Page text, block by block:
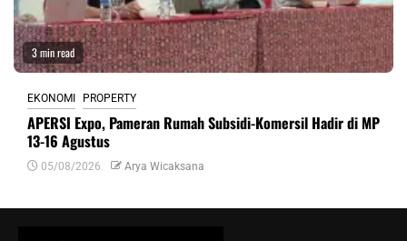
3 min read
EKONOMI PROPERTY
APERSI Expo, Pameran Rumah Subsidi-Komersil Hadir di MP
13-16 Agustus
05/08/2026 Arya Wicaksana